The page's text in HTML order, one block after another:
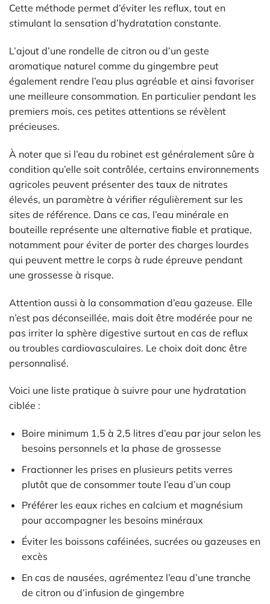
Cette méthode permet d’éviter les reflux, tout en
stimulant la sensation d’hydratation constante.
L’ajout d’une rondelle de citron ou d’un geste
aromatique naturel comme du gingembre peut
également rendre l’eau plus agréable et ainsi favoriser
une meilleure consommation. En particulier pendant les
premiers mois, ces petites attentions se révèlent
précieuses.
À noter que si l’eau du robinet est généralement sûre à
condition qu’elle soit contrôlée, certains environnements
agricoles peuvent présenter des taux de nitrates
élevés, un paramètre à vérifier régulièrement sur les
sites de référence. Dans ce cas, l’eau minérale en
bouteille représente une alternative fiable et pratique,
notamment pour éviter de porter des charges lourdes
qui peuvent mettre le corps à rude épreuve pendant
une grossesse à risque.
Attention aussi à la consommation d’eau gazeuse. Elle
n’est pas déconseillée, mais doit être modérée pour ne
pas irriter la sphère digestive surtout en cas de reflux
ou troubles cardiovasculaires. Le choix doit donc être
personnalisé.
Voici une liste pratique à suivre pour une hydratation
ciblée :
Boire minimum 1,5 à 2,5 litres d’eau par jour selon les
besoins personnels et la phase de grossesse
Fractionner les prises en plusieurs petits verres
plutôt que de consommer toute l’eau d’un coup
Préférer les eaux riches en calcium et magnésium
pour accompagner les besoins minéraux
Éviter les boissons caféinées, sucrées ou gazeuses en
excès
En cas de nausées, agrémentez l’eau d’une tranche
de citron ou d’infusion de gingembre